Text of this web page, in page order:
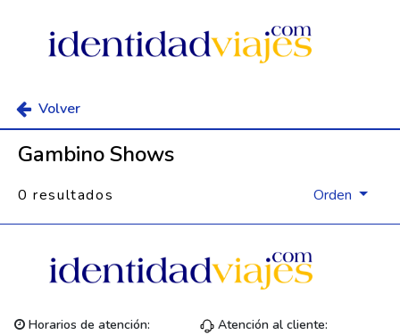
Volver
Gambino Shows
0 resultados Orden
Horarios de atención: Atención al cliente: